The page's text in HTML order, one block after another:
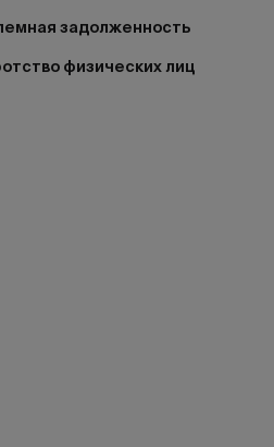
задолженность
физических лиц